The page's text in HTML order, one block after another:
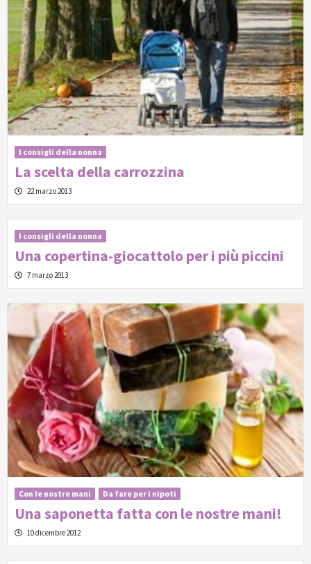
I consigli della nonna
La scelta della carrozzina
22 marzo 2013
I consigli della nonna
Una copertina-giocattolo per i più piccini
7 marzo 2013
Con le nostre mani Da fare per i nipoti
Una saponetta fatta con le nostre mani!
10 dicembre 2012